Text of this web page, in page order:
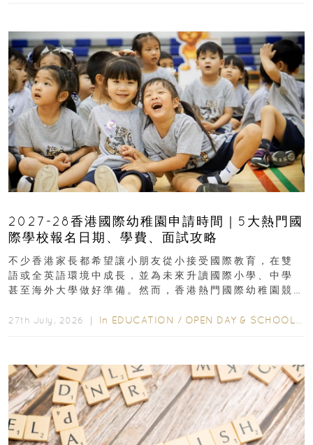
2027-28香港國際幼稚園申請時間｜5大熱門國
際學校報名日期、學費、面試攻略
不少香港家長都希望讓小朋友從小接受國際教育，在雙
語或全英語環境中成長，並為未來升讀國際小學、中學
甚至海外大學做好準備。然而，香港熱門國際幼稚園競
27th July, 2026 ｜ In EDUCATION / OPEN DAY & SCHOOL EVENTS